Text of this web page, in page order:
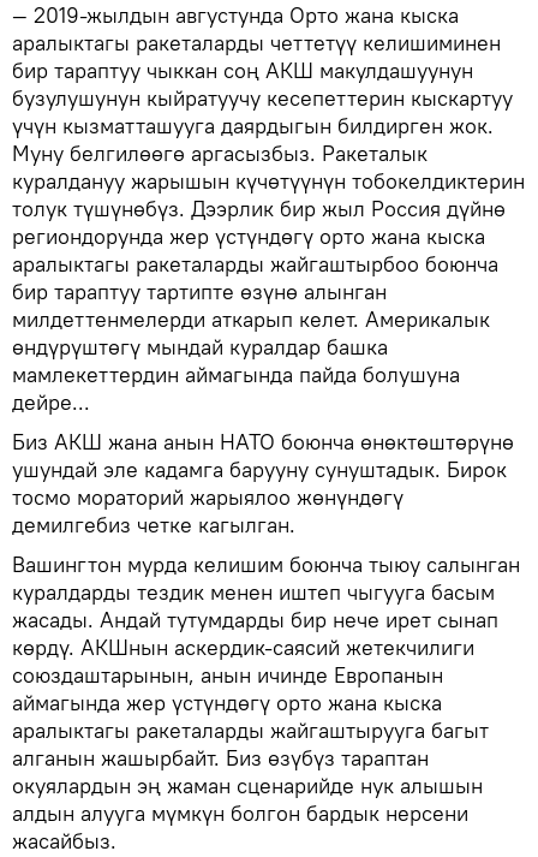
— 2019-жылдын августунда Орто жана кыска
аралыктагы ракеталарды четтетүү келишиминен
бир тараптуу чыккан соң АКШ макулдашуунун
бузулушунун кыйратуучу кесепеттерин кыскартуу
үчүн кызматташууга даярдыгын билдирген жок.
Муну белгилөөгө аргасызбыз. Ракеталык
куралдануу жарышын күчөтүүнүн тобокелдиктерин
толук түшүнөбүз. Дээрлик бир жыл Россия дүйнө
региондорунда жер үстүндөгү орто жана кыска
аралыктагы ракеталарды жайгаштырбоо боюнча
бир тараптуу тартипте өзүнө алынган
милдеттенмелерди аткарып келет. Америкалык
өндүрүштөгү мындай куралдар башка
мамлекеттердин аймагында пайда болушуна
дейре...
Биз АКШ жана анын НАТО боюнча өнөктөштөрүнө
ушундай эле кадамга барууну сунуштадык. Бирок
тосмо мораторий жарыялоо жөнүндөгү
демилгебиз четке кагылган.
Вашингтон мурда келишим боюнча тыюу салынган
куралдарды тездик менен иштеп чыгууга басым
жасады. Андай тутумдарды бир нече ирет сынап
көрдү. АКШнын аскердик-саясий жетекчилиги
союздаштарынын, анын ичинде Европанын
аймагында жер үстүндөгү орто жана кыска
аралыктагы ракеталарды жайгаштырууга багыт
алганын жашырбайт. Биз өзүбүз тараптан
окуялардын эң жаман сценарийде нук алышын
алдын алууга мүмкүн болгон бардык нерсени
жасайбыз.